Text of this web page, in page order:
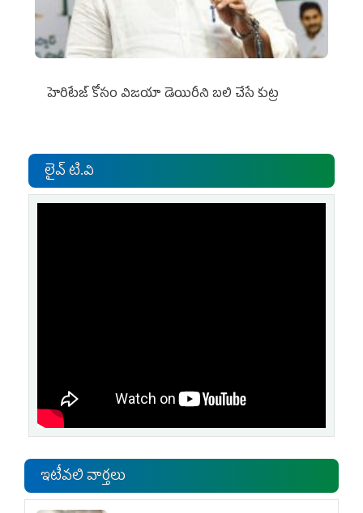
హెరిటేజ్ కోసం విజయా డెయిరీని బలి చేసే కుట్ర‌
లైవ్ టి.వి
ఇటీవలి వార్తలు